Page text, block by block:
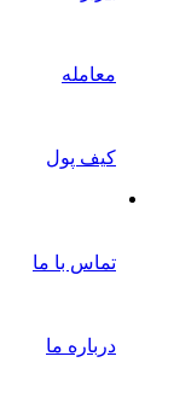
معامله
کیف پول
تماس با ما
درباره ما